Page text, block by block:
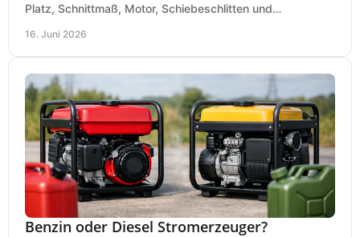
Platz, Schnittmaß, Motor, Schiebeschlitten und
16. Juni 2026
Benzin oder Diesel Stromerzeuger?